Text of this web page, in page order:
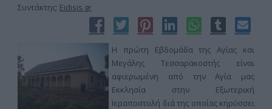
Συντάκτης: Eidisis.gr
Η πρώτη Εβδομάδα της Αγίας και
Μεγάλης Τεσσαρακοστής είναι
αφιερωμένη από την Αγία μας
Εκκλησία στην Εξωτερική
Ιεραποστολή διά της οποίας κηρύσσει